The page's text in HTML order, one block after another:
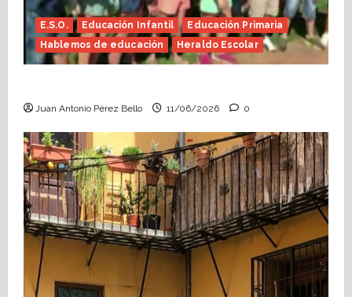
E.S.O. Educación Infantil
Educación Primaria
Hablemos de educación
Heraldo Escolar
Juan Antonio Pérez Bello 11/06/2026 0